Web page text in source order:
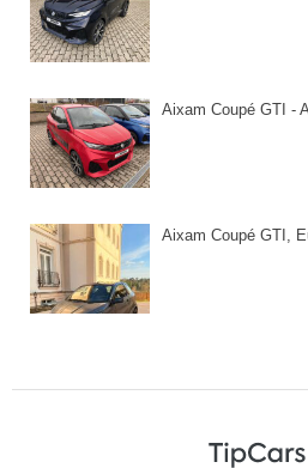
Aixam Coupé GTI ​-
Aixam Coupé GTI,​